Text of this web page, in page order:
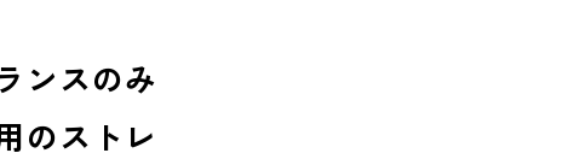
ンスのみ
のストレ